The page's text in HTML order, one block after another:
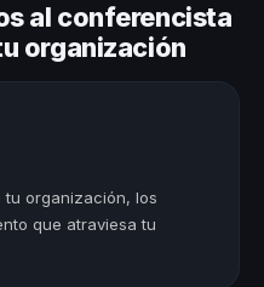
al conferencista
organización
tu organización, los
que atraviesa tu